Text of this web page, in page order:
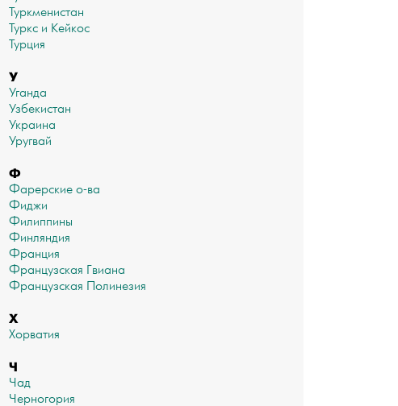
Туркменистан
Туркс и Кейкос
Турция
У
Уганда
Узбекистан
Украина
Уругвай
Ф
Фарерские о-ва
Фиджи
Филиппины
Финляндия
Франция
Французская Гвиана
Французская Полинезия
Х
Хорватия
Ч
Чад
Черногория